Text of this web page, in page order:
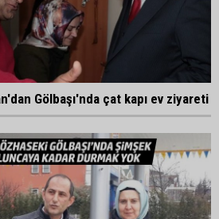
Gölbaşı'nda çat kapı ev ziyareti